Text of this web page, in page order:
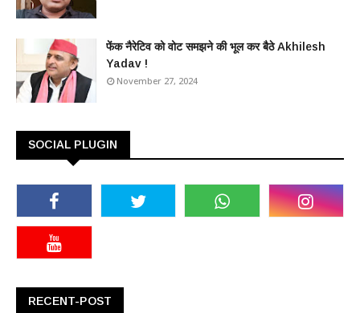
फेंक नैरेटिव को वोट समझने की भूल कर बैठे Akhilesh
Yadav !
November 27, 2024
SOCIAL PLUGIN
RECENT-POST